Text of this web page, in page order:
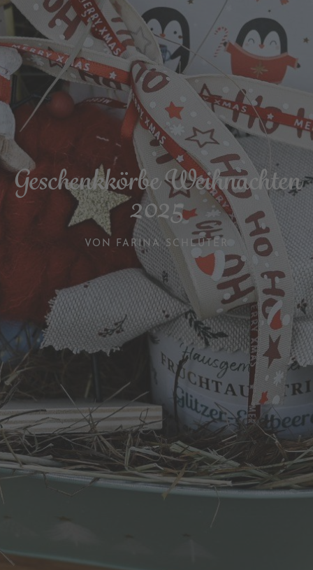
Geschenkkörbe Weihnachten
2025
VON FARINA SCHLÜTER